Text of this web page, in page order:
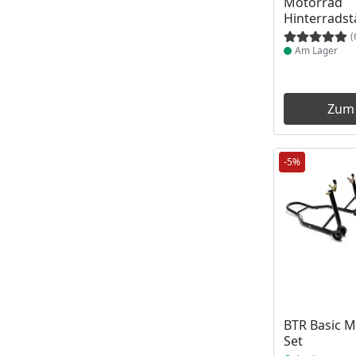
Am Lager
-5%
BTR Basic
Set
Produkt